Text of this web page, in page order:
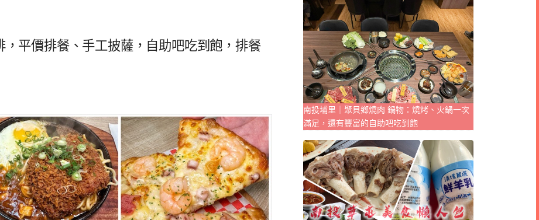
平價排餐、手工披薩，自助吧吃到飽，排餐
南投埔里｜聚貝鄉燒肉 鍋物：燒烤、火鍋一次
滿足，還有豐富的自助吧吃到飽